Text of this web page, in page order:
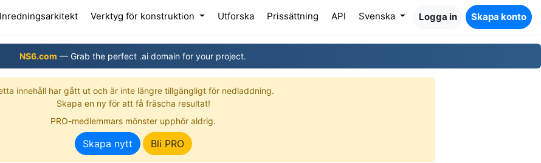
Inredningsarkitekt(current)
Verktyg för konstruktion Utforska Prissättning API Svenska Logga in Skapa konto
NS6.com — Grab the perfect .ai domain for your project.
innehåll har gått ut och är inte längre tillgängligt för nedladdning.
Skapa en ny för att få fräscha resultat!
PRO-medlemmars mönster upphör aldrig.
Skapa nytt Bli PRO